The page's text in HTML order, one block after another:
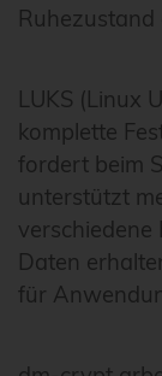
Ruhezustand
LUKS (Linux
komplette
fordert beim
unterstützt
Daten
für